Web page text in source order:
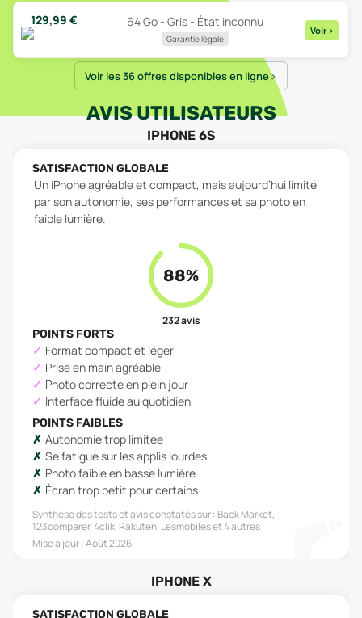
129,99 € 64 Go - Gris - État inconnu
Garantie légale
Voir >
Voir les 36 offres disponibles en ligne
AVIS UTILISATEURS
IPHONE 6S
SATISFACTION GLOBALE
Un iPhone agréable et compact, mais aujourd’hui limité
par son autonomie, ses performances et sa photo en
faible lumière.
88%
232avis
POINTS FORTS
Format compact et léger
Prise en main agréable
Photo correcte en plein jour
Interface fluide au quotidien
POINTS FAIBLES
Autonomie trop limitée
Se fatigue sur les applis lourdes
Photo faible en basse lumière
Écran trop petit pour certains
Synthèse des tests et avis constatés sur : Back Market,
123comparer, 4clik, Rakuten, Lesmobileset 4 autres
Mise à jour :Août 2026
IPHONE X
SATISFACTION GLOBALE